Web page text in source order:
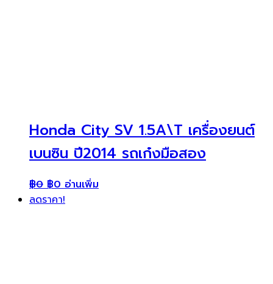
Honda City SV 1.5A\T เครื่องยนต์
เบนซิน ปี2014 รถเก๋งมือสอง
฿0 ฿0 อ่านเพิ่ม
ลดราคา!